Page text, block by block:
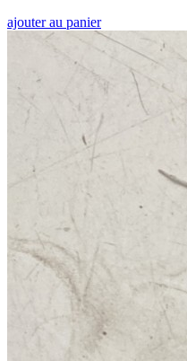
ajouter au panier